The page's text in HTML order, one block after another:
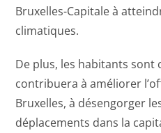
Bruxelles-Capitale à
climatiques.
De plus, les habitants sont
contribuera à améliorer
Bruxelles, à désengorger
déplacements dans la